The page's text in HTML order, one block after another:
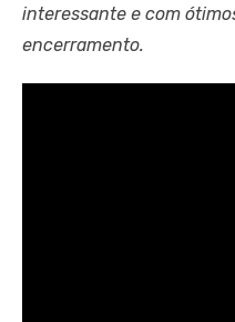
interessante e com
encerramento.